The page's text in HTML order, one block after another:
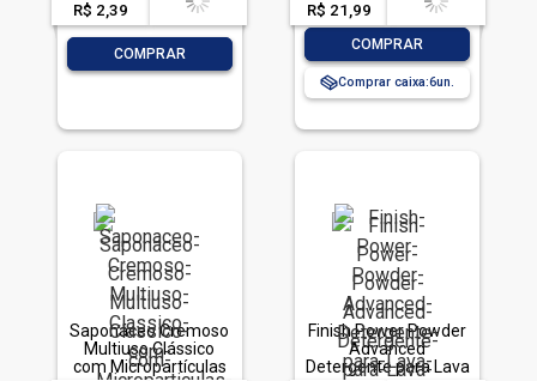
R$ 2,39 -- --,--un.
COMPRAR
R$ 21,99 -- --,--un.
COMPRAR
Comprar caixa:6
Saponáceo Cremoso
Multiuso Clássico
com Micropartículas
Finish Power Powder
Advanced
Detergente para Lava